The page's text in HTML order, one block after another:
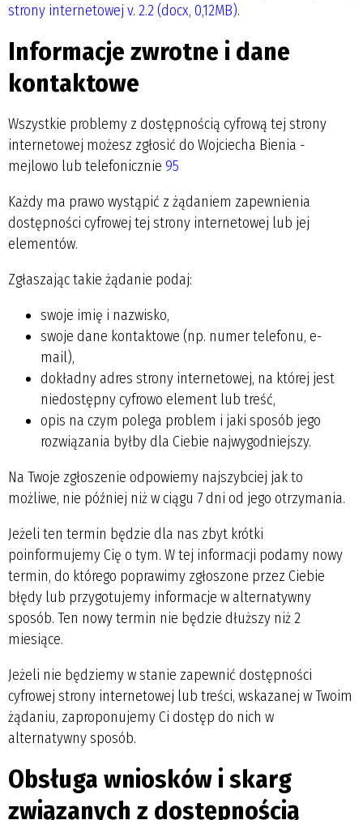
strony internetowej v. 2.2 (docx, 0,12MB).
Informacje zwrotne i dane
kontaktowe
Wszystkie problemy z dostępnością cyfrową tej strony
internetowej możesz zgłosić do Wojciecha Bienia -
mejlowo lub telefonicznie 95
Każdy ma prawo wystąpić z żądaniem zapewnienia
dostępności cyfrowej tej strony internetowej lub jej
elementów.
Zgłaszając takie żądanie podaj:
swoje imię i nazwisko,
swoje dane kontaktowe (np. numer telefonu, e-
mail),
dokładny adres strony internetowej, na której jest
niedostępny cyfrowo element lub treść,
opis na czym polega problem i jaki sposób jego
rozwiązania byłby dla Ciebie najwygodniejszy.
Na Twoje zgłoszenie odpowiemy najszybciej jak to
możliwe, nie później niż w ciągu 7 dni od jego otrzymania.
Jeżeli ten termin będzie dla nas zbyt krótki
poinformujemy Cię o tym. W tej informacji podamy nowy
termin, do którego poprawimy zgłoszone przez Ciebie
błędy lub przygotujemy informacje w alternatywny
sposób. Ten nowy termin nie będzie dłuższy niż 2
miesiące.
Jeżeli nie będziemy w stanie zapewnić dostępności
cyfrowej strony internetowej lub treści, wskazanej w Twoim
żądaniu, zaproponujemy Ci dostęp do nich w
alternatywny sposób.
Obsługa wniosków i skarg
związanych z dostępnością